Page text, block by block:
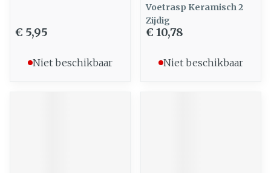
€ 5,95
Niet beschikbaar
Voetrasp Keramisch 2
Zijdig
€ 10,78
Niet beschikbaar